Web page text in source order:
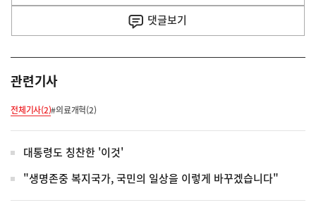
댓글보기
관련기사
전체기사(2)#의료개혁(2)
대통령도 칭찬한 '이것'
"생명존중 복지국가, 국민의 일상을 이렇게 바꾸겠습니다"